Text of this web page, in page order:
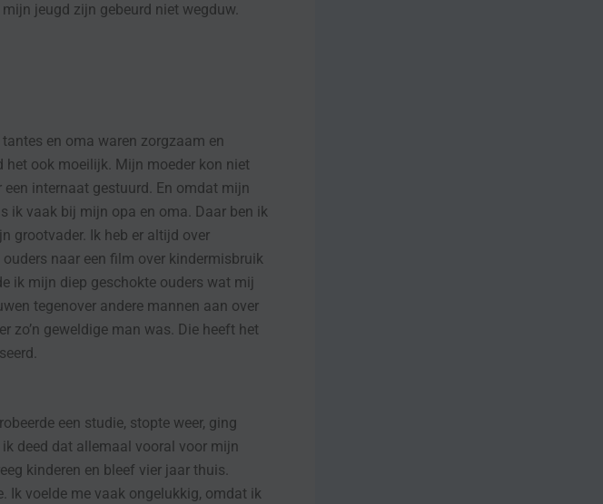
jeugd zijn gebeurd niet wegduw.
en oma waren zorgzaam en
het ook moeilijk. Mijn moeder kon niet
internaat gestuurd. En omdat mijn
ik vaak bij mijn opa en oma. Daar ben ik
grootvader. Ik heb er altijd over
naar een film over kindermisbruik
ik mijn diep geschokte ouders wat mij
tegenover andere mannen aan over
zo’n geweldige man was. Die heeft het
een studie, stopte weer, ging
deed dat allemaal vooral voor mijn
kinderen en bleef vier jaar thuis.
Ik voelde me vaak ongelukkig, omdat ik